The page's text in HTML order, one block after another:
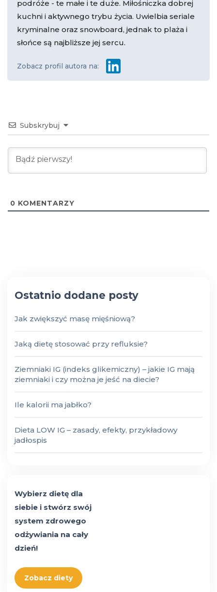
podróże - te małe i te duże. Miłośniczka dobrej
kuchni i aktywnego trybu życia. Uwielbia seriale
kryminalne oraz snowboard, jednak to plaża i
słońce są najbliższe jej sercu.
Zobacz profil autora na:
Subskrybuj
0 KOMENTARZY
Ostatnio dodane posty
Jak zwiększyć masę mięśniową?
Jaką dietę stosować przy refluksie?
Ziemniaki IG (indeks glikemiczny) – jakie IG mają
ziemniaki i czy można je jeść na diecie?
Ile kalorii ma jabłko?
Dieta LOW IG – zasady, efekty, przykładowy
jadłospis
Wybierz dietę dla
siebie i stwórz swój
system zdrowego
odżywiania na cały
dzień!
Zobacz diety